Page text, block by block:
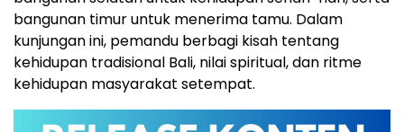
bangunan timur untuk menerima tamu. Dalam
kunjungan ini, pemandu berbagi kisah tentang
kehidupan tradisional Bali, nilai spiritual, dan ritme
kehidupan masyarakat setempat.